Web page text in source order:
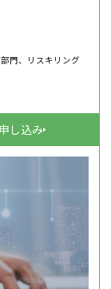
門、リスキリング
し込み